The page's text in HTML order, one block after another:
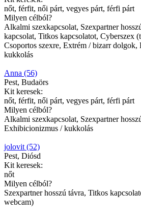
nőt, férfit, női párt, vegyes párt, férfi párt
Milyen célból?
Alkalmi szexkapcsolat, Szexpartner
kapcsolat, Titkos kapcsolatot, Cyberszex
Csoportos szexre, Extrém / bizarr
kukkolás
Anna (56)
Pest, Budaörs
Kit keresek:
nőt, férfit, női párt, vegyes párt, férfi párt
Milyen célból?
Alkalmi szexkapcsolat, Szexpartner
Exhibicionizmus / kukkolás
jolovit (52)
Pest, Diósd
Kit keresek:
nőt
Milyen célból?
Szexpartner hosszú távra, Titkos
webcam)